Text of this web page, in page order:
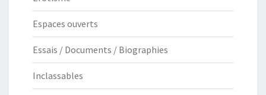
Espaces ouverts
Essais / Documents / Biographies
Inclassables